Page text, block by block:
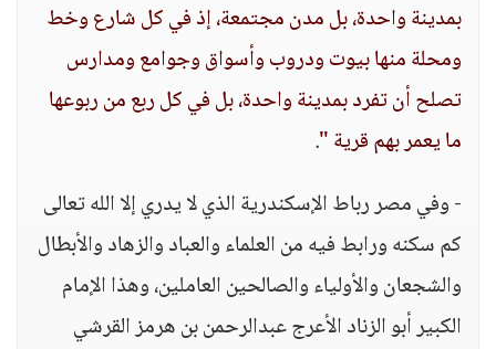
بمدينة واحدة، بل مدن مجتمعة، إذ في كل شارع وخط
ومحلة منها بيوت ودروب وأسواق وجوامع ومدارس
تصلح أن تفرد بمدينة واحدة، بل في كل ربع من ربوعها
ما يعمر بهم قرية ".
- وفي مصر رباط الإسكندرية الذي لا يدري إلا الله تعالى
كم سكنه ورابط فيه من العلماء والعباد والزهاد والأبطال
والشجعان والأولياء والصالحين العاملين، وهذا الإمام
الكبير أبو الزناد الأعرج عبدالرحمن بن هرمز القرشي